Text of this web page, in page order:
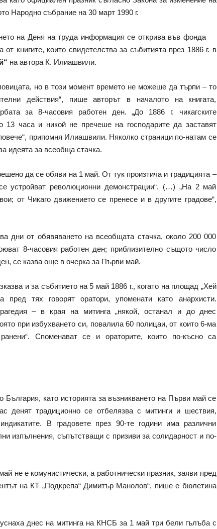
Народно събрание на 30 март 1990 г.
на Деня на труда информация се открива във фонда
книгите, които свидетелства за събитията през 1886 г. в
на автора К. Илиашвили.
но в този момент времето не можеше да търпи – то
действия“, пише авторът в началото на книгата,
за 8-часовия работен ден. „До 1886 г. чикагските
13 часа и никой не пречеше на господарите да заставят
припомня Илиашвили. Няколко страници по-натам се
идеята за всеобща стачка.
да се обяви на 1 май. От тук произтича и традицията –
устройват революционни демонстрации“. (…) „На 2 май
от Чикаго движението се пренесе и в другите градове“,
дни от обявяването на всеобщата стачка, около 200 000
8-часовия работен ден; приблизително същото число
се казва още в очерка за Първи май.
и за събитието на 5 май 1886 г., когато на площад „Хей
тях говорят оратори, упоменати като анархисти.
– в края на митинга „някой, останал и до днес
при избухването си, повалила 60 полицаи, от които 6-ма
Споменават се и ораторите, които по-късно са
като историята за възникването на Първи май се
денят традиционно се отбелязва с митинги и шествия,
В градовете през 90-те години има различни
изпълнения, съпътстващи с призиви за солидарност и по-
не е комунистически, а работнически празник, заяви пред
на КТ „Подкрепа“ Димитър Манолов“, пише е бюлетина
днес на митинга на КНСБ за 1 май три бели гълъба с